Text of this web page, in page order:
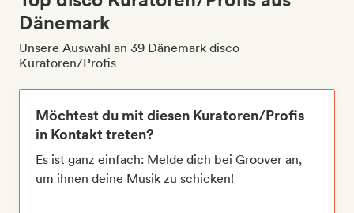
Dänemark
Unsere Auswahl an 39 Dänemark disco
Kuratoren/Profis
Möchtest du mit diesen Kuratoren/Profis
in Kontakt treten?
Es ist ganz einfach: Melde dich bei Groover an,
um ihnen deine Musik zu schicken!